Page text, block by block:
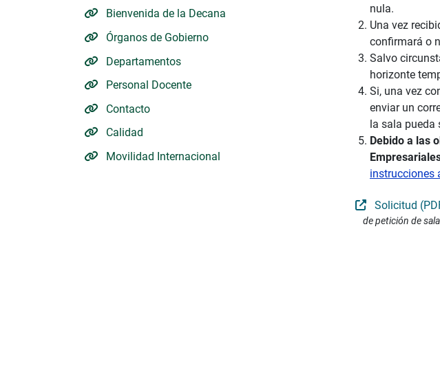
Bienvenida de la Decana
Órganos de Gobierno
Departamentos
Personal Docente
Contacto
Calidad
Movilidad Internacional
nula.
Una vez
confirmará o
Salvo
horizonte
Si, una vez
enviar un
la sala
Debido a las
instrucciones
Solicitud
de petición de